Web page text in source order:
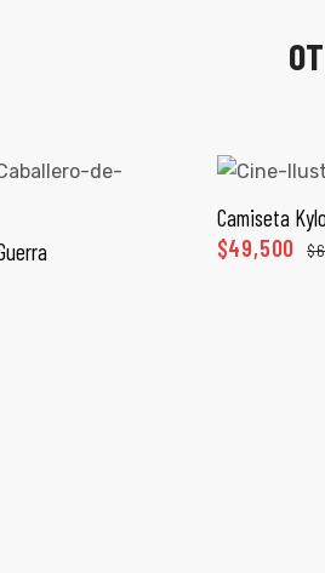
OPCIONES
Camiseta
$
$49,500